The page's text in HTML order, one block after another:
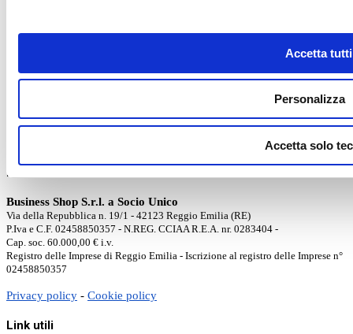
Accetta tutti
Personalizza
Accetta solo
Riscaldamento acqua Piscina
Saune
Trattamento acque
Ultime Novità dal Mondo Piscine
Riferimenti
Business Shop S.r.l. a Socio Unico
Via della Repubblica n. 19/1 - 42123 Reggio Emilia (RE)
P.Iva e C.F. 02458850357 - N.REG. CCIAA R.E.A. nr. 0283404 -
Cap. soc. 60.000,00 € i.v.
Registro delle Imprese di Reggio Emilia - Iscrizione al registro delle Imprese n°
02458850357
Privacy policy - Cookie policy
Link utili